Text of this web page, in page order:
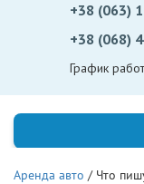
+38 (063)
+38 (068)
График
Аренда авто / Что